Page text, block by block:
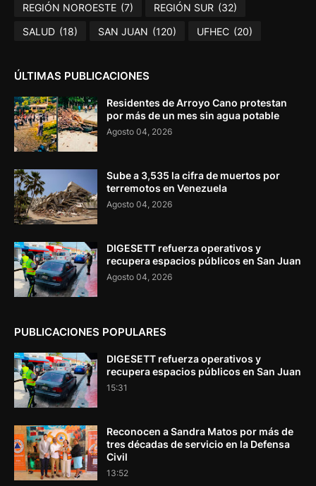
REGIÓN NOROESTE (7) REGIÓN SUR (32)
SALUD (18) SAN JUAN (120) UFHEC (20)
ÚLTIMAS PUBLICACIONES
Residentes de Arroyo Cano protestan
por más de un mes sin agua potable
Agosto 04, 2026
Sube a 3,535 la cifra de muertos por
terremotos en Venezuela
Agosto 04, 2026
DIGESETT refuerza operativos y
recupera espacios públicos en San Juan
Agosto 04, 2026
PUBLICACIONES POPULARES
DIGESETT refuerza operativos y
recupera espacios públicos en San Juan
15:31
Reconocen a Sandra Matos por más de
tres décadas de servicio en la Defensa
Civil
13:52